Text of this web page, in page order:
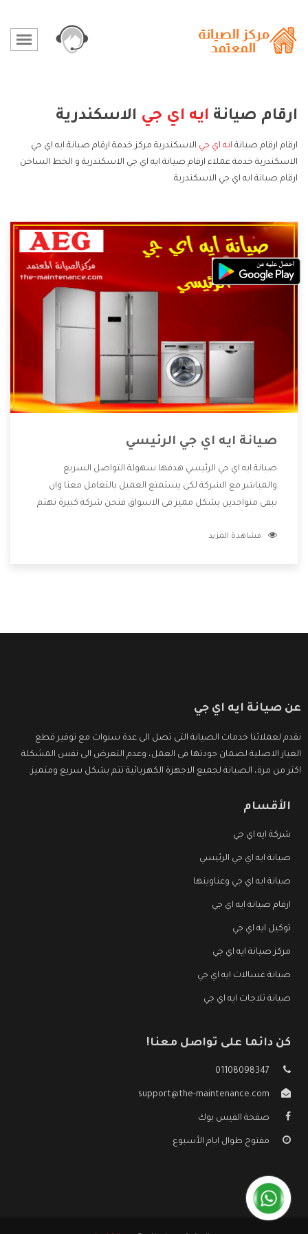
ارقام صيانة ايه اي جي الاسكندرية
ارقام ارقام صيانة ايه اي جي الاسكندرية مركز خدمة ارقام صيانة ايه اي جي
الاسكندرية خدمة عملاء ارقام صيانة ايه اي جي الاسكندرية و الخط الساخن
ارقام صيانة ايه اي جي الاسكندرية.
صيانة ايه اي جي الرئيسي
صيانة ايه اي جي الرئيسي هدفها سهولة التواصل السريع
والمباشر مع الشركة لكى يستمتع العميل بالتعامل معنا وان
نبقى متواجدين بشكل مميز فى الاسواق فنحن شركة كبيرة نهتم
الشركة بها والتى تكون منها خدمة الصيانة التى تكون من أهم
مشاهدة المزيد
عن صيانة ايه اي جي
نقدم لعملائنا خدمات الصيانة التى تصل الى عدة سنوات مع توفير قطع
الغيار الاصلية لضمان جودتها فى العمل، وعدم التعرض الى نفس المشكلة
اكثر من مرة، الصيانة لجميع الاجهزة الكهربائية تتم بشكل سريع ومتميز.
الأقسام
شركة ايه اي جي
صيانة ايه اي جي الرئيسي
صيانة ايه اي جي وعناوينها
ارقام صيانة ايه اي جي
توكيل ايه اي جي
مركز صيانة ايه اي جي
صيانة غسالات ايه اي جي
صيانة ثلاجات ايه اي جي
كن دائما على تواصل معنا!
01108098347
support@the-maintenance.com
صفحة الفيس بوك
مفتوح طوال ايام الأسبوع